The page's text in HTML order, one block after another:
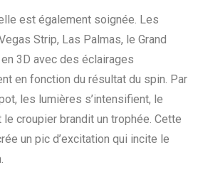
est également soignée. Les
Strip, Las Palmas, le Grand
3D avec des éclairages
en fonction du résultat du spin. Par
les lumières s’intensifient, le
le croupier brandit un trophée. Cette
un pic d’excitation qui incite le